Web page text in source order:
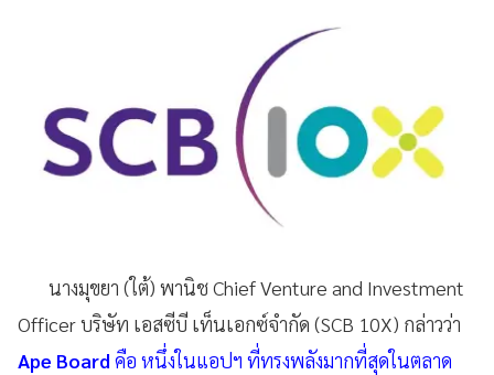
นางมุขยา (ใต้) พานิช Chief Venture and Investment
Officer บริษัท เอสซีบี เท็นเอกซ์จำกัด (SCB 10X) กล่าวว่า
Ape Board คือ หนึ่งในแอปฯ ที่ทรงพลังมากที่สุดในตลาด